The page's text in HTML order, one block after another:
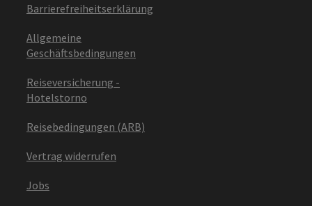
Barrierefreiheitserklärung
Allgemeine
Geschäftsbedingungen
Reiseversicherung -
Hotelstorno
Reisebedingungen (ARB)
Vertrag widerrufen
Jobs